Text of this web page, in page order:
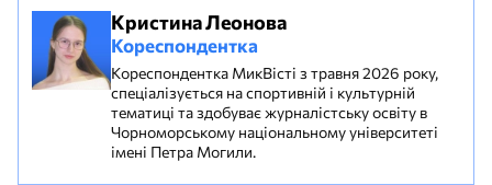
Кристина Леонова
Кореспондентка
Кореспондентка МикВісті з травня 2026 року,
спеціалізується на спортивній і культурній
тематиці та здобуває журналістську освіту в
Чорноморському національному університеті
імені Петра Могили.